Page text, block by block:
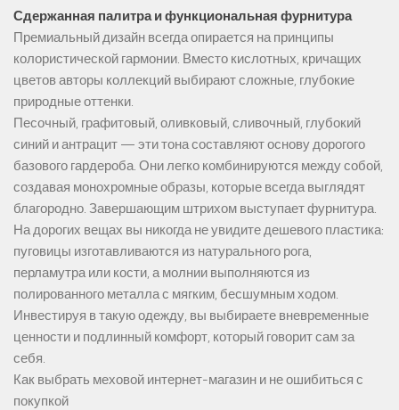
Сдержанная палитра и функциональная фурнитура
Премиальный дизайн всегда опирается на принципы
колористической гармонии. Вместо кислотных, кричащих
цветов авторы коллекций выбирают сложные, глубокие
природные оттенки.
Песочный, графитовый, оливковый, сливочный, глубокий
синий и антрацит — эти тона составляют основу дорогого
базового гардероба. Они легко комбинируются между собой,
создавая монохромные образы, которые всегда выглядят
благородно. Завершающим штрихом выступает фурнитура.
На дорогих вещах вы никогда не увидите дешевого пластика:
пуговицы изготавливаются из натурального рога,
перламутра или кости, а молнии выполняются из
полированного металла с мягким, бесшумным ходом.
Инвестируя в такую одежду, вы выбираете вневременные
ценности и подлинный комфорт, который говорит сам за
себя.
Как выбрать меховой интернет-магазин и не ошибиться с
покупкой